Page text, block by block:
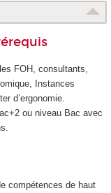
FOH, consultants,
Instances
d’ergonomie.
ou niveau Bac avec
compétences de haut